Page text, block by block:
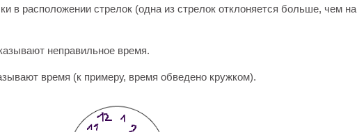
в расположении стрелок (одна из стрелок отклоняется больше, чем на
неправильное время.
время (к примеру, время обведено кружком).